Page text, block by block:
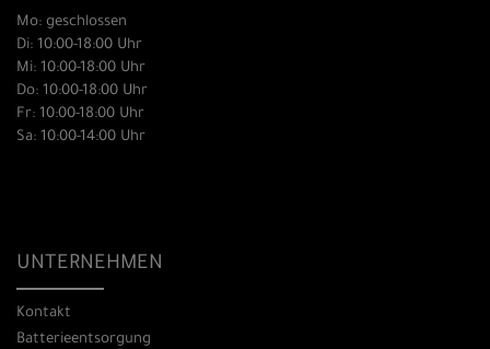
Mo: geschlossen
Di: 10:00-18:00 Uhr
Mi: 10:00-18:00 Uhr
Do: 10:00-18:00 Uhr
Fr: 10:00-18:00 Uhr
Sa: 10:00-14:00 Uhr
UNTERNEHMEN
Kontakt
Batterieentsorgung